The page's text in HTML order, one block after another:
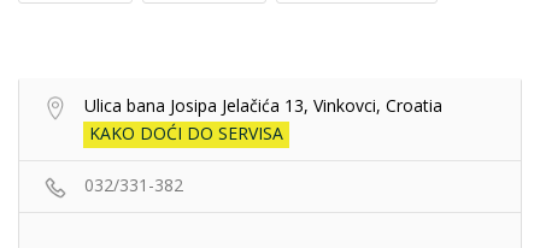
Ulica bana Josipa Jelačića 13, Vinkovci, Croatia
KAKO DOĆI DO SERVISA
032/331-382